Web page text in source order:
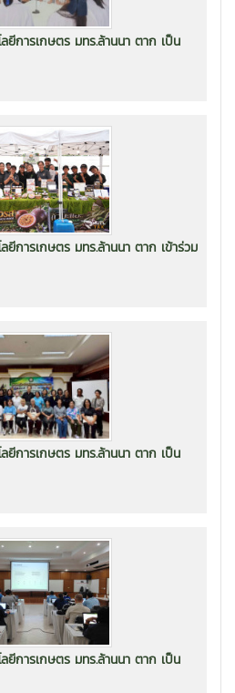
ยีการเกษตร มทร.ล้านนา ตาก เป็น
ยีการเกษตร มทร.ล้านนา ตาก เข้าร่วม
ยีการเกษตร มทร.ล้านนา ตาก เป็น
ยีการเกษตร มทร.ล้านนา ตาก เป็น